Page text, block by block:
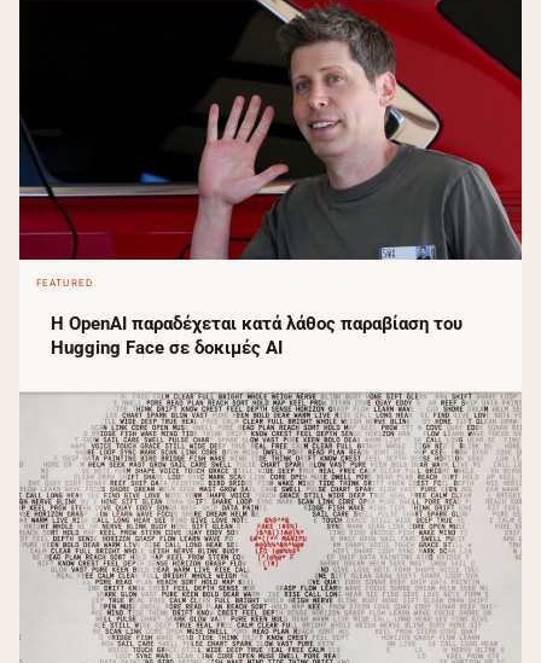
FEATURED
Η OpenAI παραδέχεται κατά λάθος παραβίαση του
Hugging Face σε δοκιμές AI